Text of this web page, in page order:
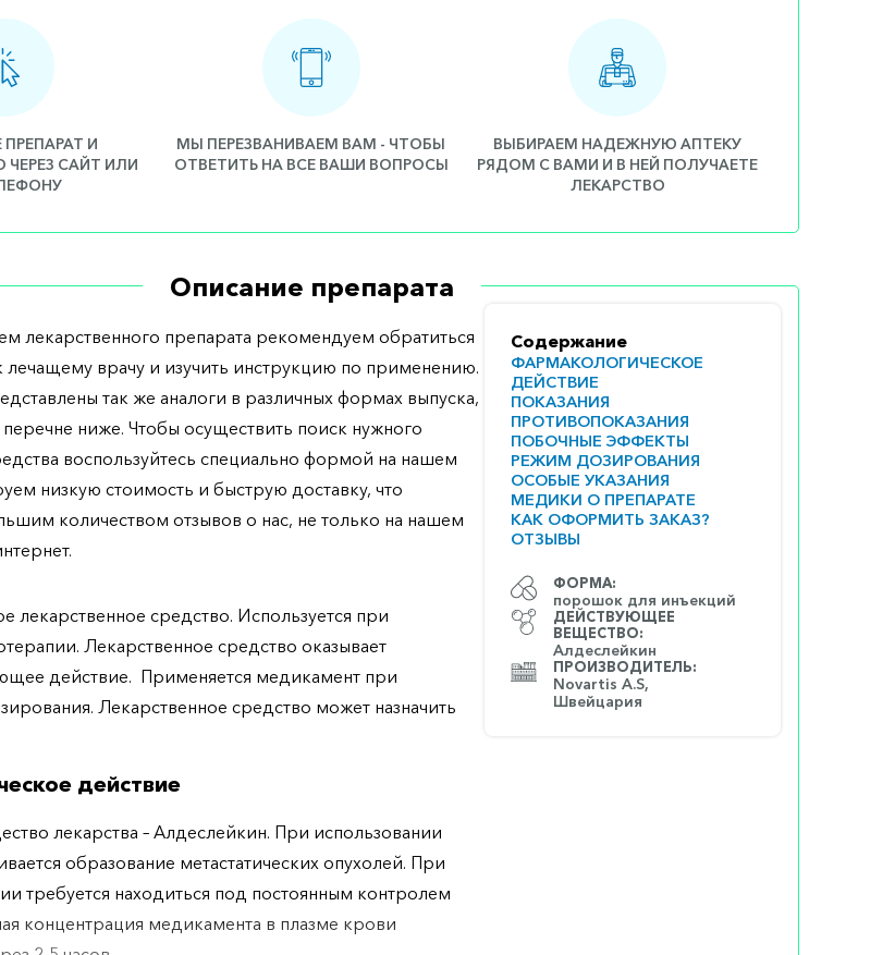
ПРЕПАРАТ И
ЧЕРЕЗ САЙТ ИЛИ
МЫ ПЕРЕЗВАНИВАЕМ ВАМ - ЧТОБЫ
ОТВЕТИТЬ НА ВСЕ ВАШИ ВОПРОСЫ
ВЫБИРАЕМ НАДЕЖНУЮ АПТЕКУ
РЯДОМ С ВАМИ И В НЕЙ ПОЛУЧАЕТЕ
ЛЕКАРСТВО
Описание препарата
Содержание
ФАРМАКОЛОГИЧЕСКОЕ
ДЕЙСТВИЕ
ПОКАЗАНИЯ
ПРОТИВОПОКАЗАНИЯ
ПОБОЧНЫЕ ЭФФЕКТЫ
РЕЖИМ ДОЗИРОВАНИЯ
ОСОБЫЕ УКАЗАНИЯ
МЕДИКИ О ПРЕПАРАТЕ
КАК ОФОРМИТЬ ЗАКАЗ?
ОТЗЫВЫ
ФОРМА:
порошок для инъекций
ДЕЙСТВУЮЩЕЕ
ВЕЩЕСТВО:
Алдеслейкин
ПРОИЗВОДИТЕЛЬ:
Novartis A.S,
Швейцария
лекарственного препарата рекомендуем обратиться
лечащему врачу и изучить инструкцию по применению.
так же аналоги в различных формах выпуска,
ниже. Чтобы осуществить поиск нужного
воспользуйтесь специально формой на нашем
низкую стоимость и быструю доставку, что
количеством отзывов о нас, не только на нашем
лекарственное средство. Используется при
Лекарственное средство оказывает
действие. Применяется медикамент при
Лекарственное средство может назначить
действие
лекарства – Алдеслейкин. При использовании
образование метастатических опухолей. При
требуется находиться под постоянным контролем
концентрация медикамента в плазме крови